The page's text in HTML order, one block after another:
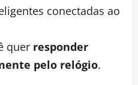
conectadas ao
quer responder
pelo relógio.